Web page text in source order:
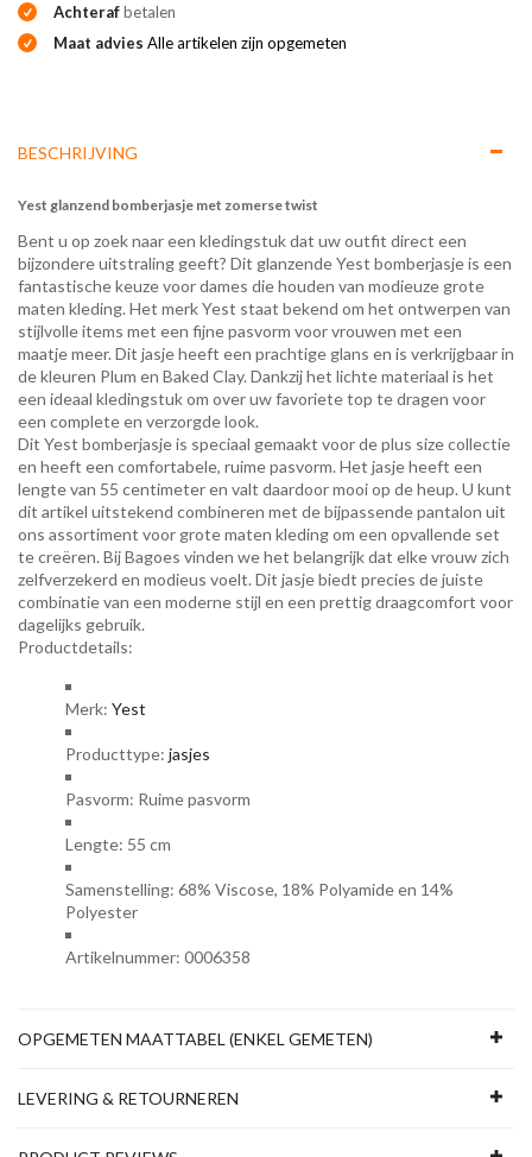
Achterafbetalen
Maat advies Alle artikelen zijn opgemeten
BESCHRIJVING
Yest glanzend bomberjasje met zomerse twist
Bent u op zoek naar een kledingstuk dat uw outfit direct een
bijzondere uitstraling geeft? Dit glanzende Yest bomberjasje is een
fantastische keuze voor dames die houden van modieuze grote
maten kleding. Het merk Yest staat bekend om het ontwerpen van
stijlvolle items met een fijne pasvorm voor vrouwen met een
maatje meer. Dit jasje heeft een prachtige glans en is verkrijgbaar in
de kleuren Plum en Baked Clay. Dankzij het lichte materiaal is het
een ideaal kledingstuk om over uw favoriete top te dragen voor
een complete en verzorgde look.
Dit Yest bomberjasje is speciaal gemaakt voor de plus size collectie
en heeft een comfortabele, ruime pasvorm. Het jasje heeft een
lengte van 55 centimeter en valt daardoor mooi op de heup. U kunt
dit artikel uitstekend combineren met de bijpassende pantalon uit
ons assortiment voor grote maten kleding om een opvallende set
te creëren. Bij Bagoes vinden we het belangrijk dat elke vrouw zich
zelfverzekerd en modieus voelt. Dit jasje biedt precies de juiste
combinatie van een moderne stijl en een prettig draagcomfort voor
dagelijks gebruik.
Productdetails:
Merk: Yest
Producttype: jasjes
Pasvorm: Ruime pasvorm
Lengte: 55 cm
Samenstelling: 68% Viscose, 18% Polyamide en 14%
Polyester
Artikelnummer: 0006358
OPGEMETEN MAATTABEL (ENKEL GEMETEN)
LEVERING & RETOURNEREN